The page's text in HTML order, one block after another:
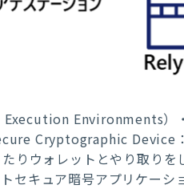
Environments）・
Cryptographic Device
りウォレットとやり取りを
キュア暗号アプリケーシ